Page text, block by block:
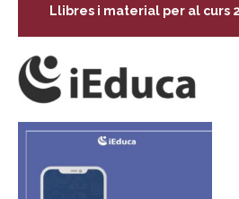
Llibres i material per al curs